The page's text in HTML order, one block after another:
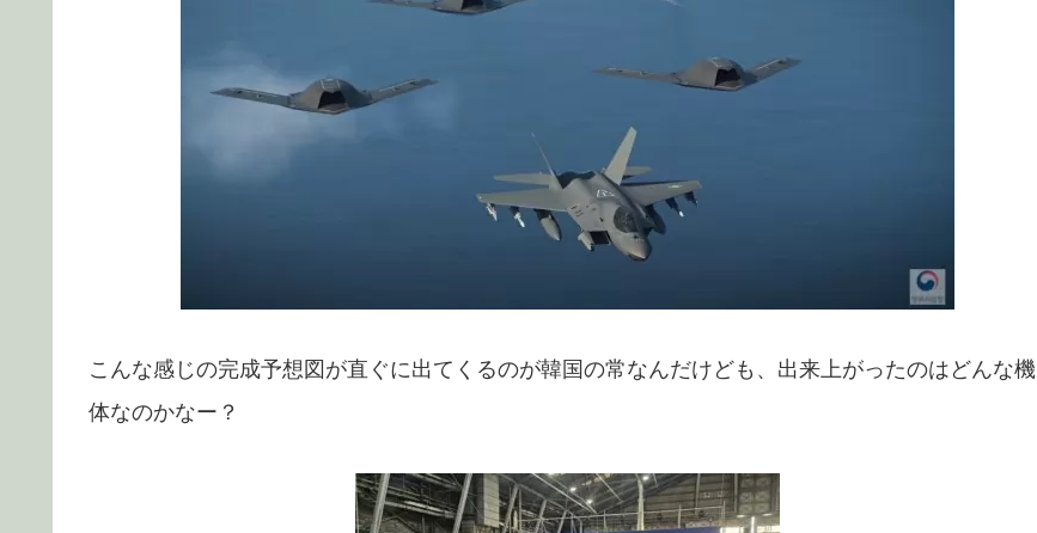
こんな感じの完成予想図が直ぐに出てくるのが韓国の常なんだけども、出来上がったのはどんな機
体なのかなー？